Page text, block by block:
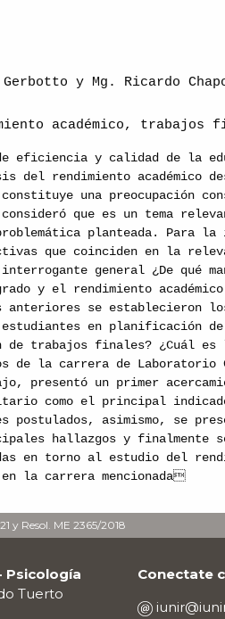
y Mg. Ricardo
académico, trabajos
eficiencia y calidad de la
rendimiento académico
una preocupación
que es un tema
planteada. Para la
que coinciden en la
general ¿De qué
y el rendimiento
anteriores se establecieron
estudiantes en planificación
de trabajos finales? ¿Cuál
de la carrera de
presentó un primer
como el principal
asimismo, se
hallazgos y finalmente
en torno al estudio del
la carrera mencionada
y Resol. ME 2365/2018
Psicología
Tuerto
Conectate